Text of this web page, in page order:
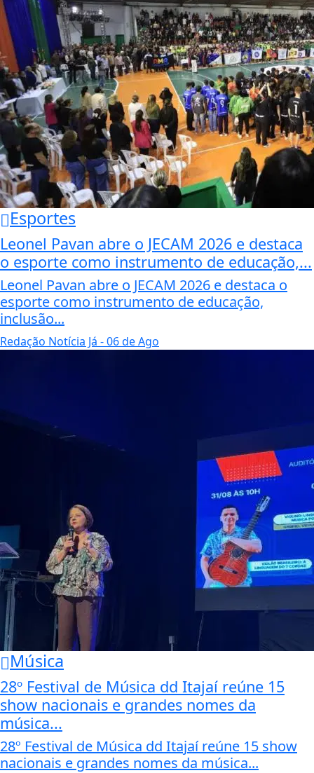
Esportes
Leonel Pavan abre o JECAM 2026 e destaca
o esporte como instrumento de educação,...
Leonel Pavan abre o JECAM 2026 e destaca o
esporte como instrumento de educação,
inclusão...
Redação Notícia Já - 06 de Ago
Música
28º Festival de Música dd Itajaí reúne 15
show nacionais e grandes nomes da
música...
28º Festival de Música dd Itajaí reúne 15 show
nacionais e grandes nomes da música...